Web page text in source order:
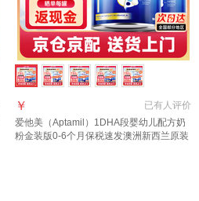
已有人评价
￥
爱他美（Aptamil）1DHA段婴幼儿配方奶
粉金装版0-6个月保税速发澳洲新西兰原装